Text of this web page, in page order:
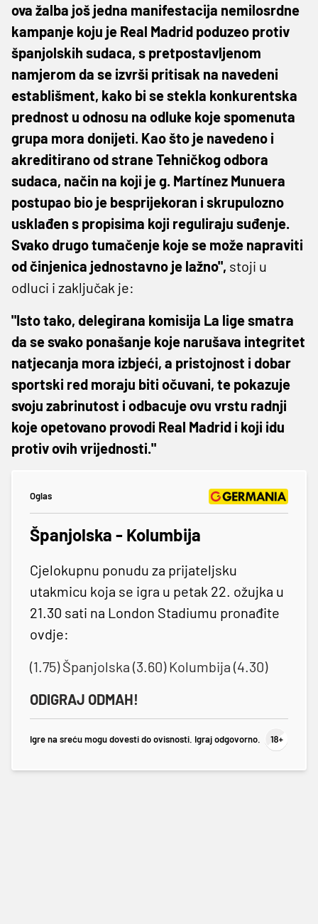
ova žalba još jedna manifestacija nemilosrdne
kampanje koju je Real Madrid poduzeo protiv
španjolskih sudaca, s pretpostavljenom
namjerom da se izvrši pritisak na navedeni
establišment, kako bi se stekla konkurentska
prednost u odnosu na odluke koje spomenuta
grupa mora donijeti. Kao što je navedeno i
akreditirano od strane Tehničkog odbora
sudaca, način na koji je g. Martínez Munuera
postupao bio je besprijekoran i skrupulozno
usklađen s propisima koji reguliraju suđenje.
Svako drugo tumačenje koje se može napraviti
od činjenica jednostavno je lažno", stoji u
odluci i zaključak je:
"Isto tako, delegirana komisija La lige smatra
da se svako ponašanje koje narušava integritet
natjecanja mora izbjeći, a pristojnost i dobar
sportski red moraju biti očuvani, te pokazuje
svoju zabrinutost i odbacuje ovu vrstu radnji
koje opetovano provodi Real Madrid i koji idu
protiv ovih vrijednosti."
Oglas
Španjolska - Kolumbija
Cjelokupnu ponudu za prijateljsku
utakmicu koja se igra u petak 22. ožujka u
21.30 sati na London Stadiumu pronađite
ovdje:
(1.75) Španjolska (3.60) Kolumbija (4.30)
ODIGRAJ ODMAH!
Igre na sreću mogu dovesti do ovisnosti. Igraj odgovorno.